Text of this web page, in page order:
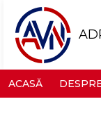
ACASĂ